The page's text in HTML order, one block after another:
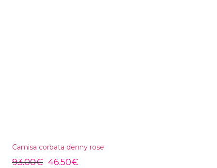
Camisa corbata denny rose
93.00€ 46.50€